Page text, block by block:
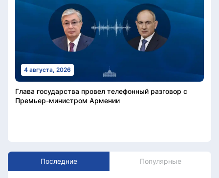
4 августа, 2026
Глава государства провел телефонный разговор с
Премьер-министром Армении
Последние Популярные